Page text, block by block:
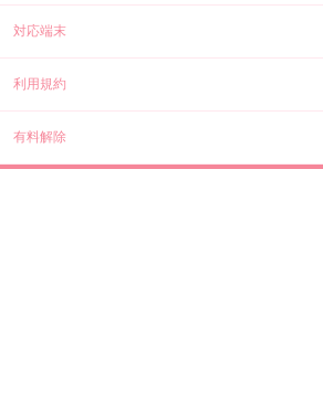
対応端末
利用規約
有料解除